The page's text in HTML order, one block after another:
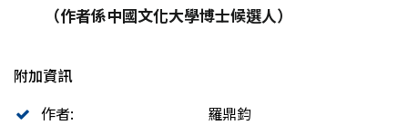
（作者係中國文化大學博士候選人）
附加資訊
作者:
羅鼎鈞